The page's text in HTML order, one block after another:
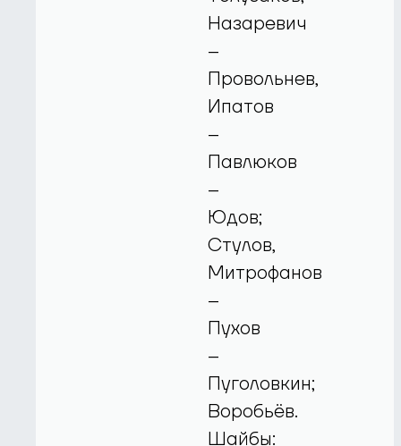
Назаревич
–
Провольнев,
Ипатов
–
Павлюков
–
Юдов;
Стулов,
Митрофанов
–
Пухов
–
Пуголовкин;
Воробьёв.
Шайбы: